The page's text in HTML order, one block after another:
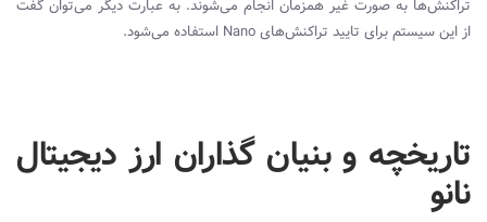
تراکنش‌ها به صورت غیر همزمان انجام می‌شوند. به عبارت دیگر می‌توان گفت
از این سیستم برای تایید تراکنش‌های Nano استفاده می‌شود.
تاریخچه و بنیان گذاران ارز دیجیتال
نانو